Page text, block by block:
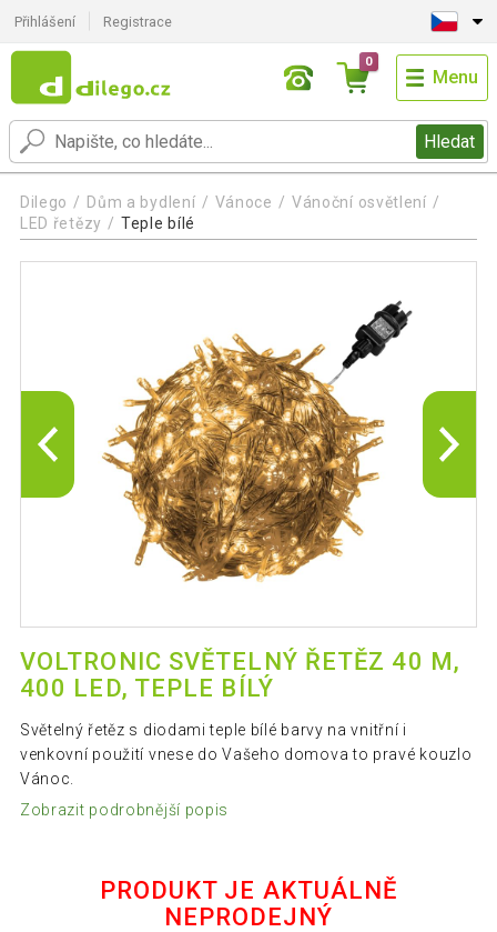
Přihlášení Registrace
Hledat
0
Menu
Dilego Dům a bydlení Vánoce
Vánoční osvětlení
LED řetězy
Teple bílé
VOLTRONIC SVĚTELNÝ ŘETĚZ 40 M,
400 LED, TEPLE BÍLÝ
Světelný řetěz s diodami teple bílé barvy na vnitřní i
venkovní použití vnese do Vašeho domova to pravé kouzlo
Vánoc.
Zobrazit podrobnější popis
PRODUKT JE AKTUÁLNĚ
NEPRODEJNÝ